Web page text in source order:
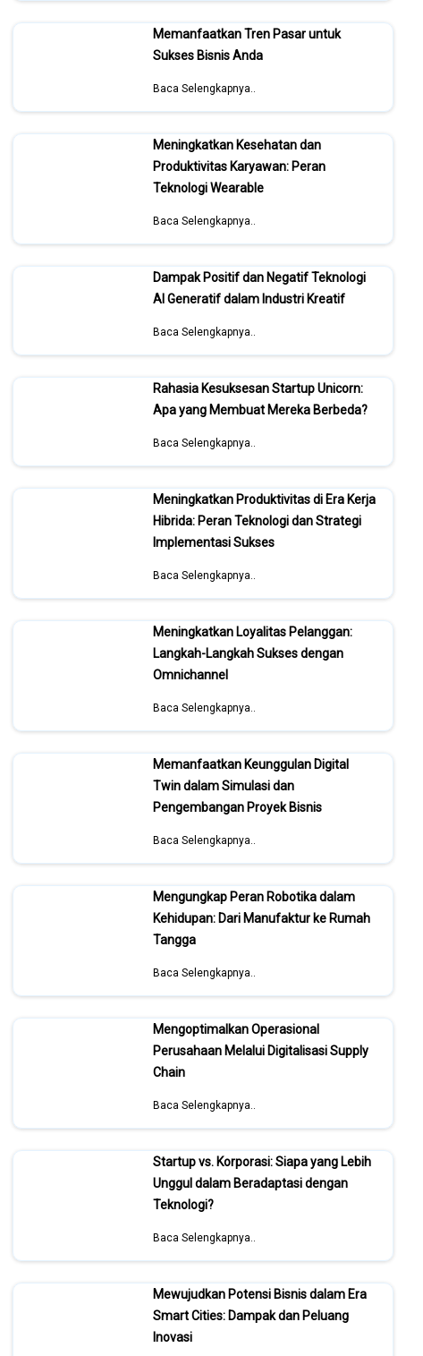
Memanfaatkan Tren Pasar untuk
Sukses Bisnis Anda
Baca Selengkapnya..
Meningkatkan Kesehatan dan
Produktivitas Karyawan: Peran
Teknologi Wearable
Baca Selengkapnya..
Dampak Positif dan Negatif Teknologi
AI Generatif dalam Industri Kreatif
Baca Selengkapnya..
Rahasia Kesuksesan Startup Unicorn:
Apa yang Membuat Mereka Berbeda?
Baca Selengkapnya..
Meningkatkan Produktivitas di Era Kerja
Hibrida: Peran Teknologi dan Strategi
Implementasi Sukses
Baca Selengkapnya..
Meningkatkan Loyalitas Pelanggan:
Langkah-Langkah Sukses dengan
Omnichannel
Baca Selengkapnya..
Memanfaatkan Keunggulan Digital
Twin dalam Simulasi dan
Pengembangan Proyek Bisnis
Baca Selengkapnya..
Mengungkap Peran Robotika dalam
Kehidupan: Dari Manufaktur ke Rumah
Tangga
Baca Selengkapnya..
Mengoptimalkan Operasional
Perusahaan Melalui Digitalisasi Supply
Chain
Baca Selengkapnya..
Startup vs. Korporasi: Siapa yang Lebih
Unggul dalam Beradaptasi dengan
Teknologi?
Baca Selengkapnya..
Mewujudkan Potensi Bisnis dalam Era
Smart Cities: Dampak dan Peluang
Inovasi